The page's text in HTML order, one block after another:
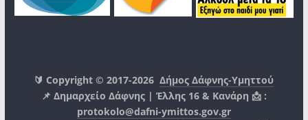
🔰 Copyright © 2017-2026Δήμος Δάφνης-Υμηττού
📌 Δημαρχείο Δάφνης | Έλλης 16 & Κανάρη 📩 :
protokolo@dafni-ymittos.gov.gr